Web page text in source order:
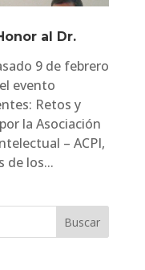
al Dr.
9 de febrero
evento
Retos y
la Asociación
– ACPI,
de los...